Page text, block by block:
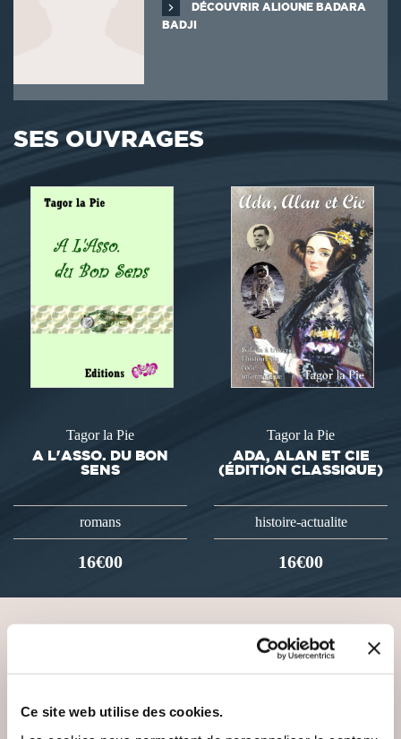
Ce site web utilise des cookies.
DÉCOUVRIR ALIOUNE BADARA
BADJI
SES OUVRAGES
Tagor la Pie
A L'ASSO. DU BON
SENS
romans
16€00
Tagor la Pie
ADA, ALAN ET CIE
(ÉDITION CLASSIQUE)
histoire-actualite
16€00
VOUS AIMEREZ AUSSI